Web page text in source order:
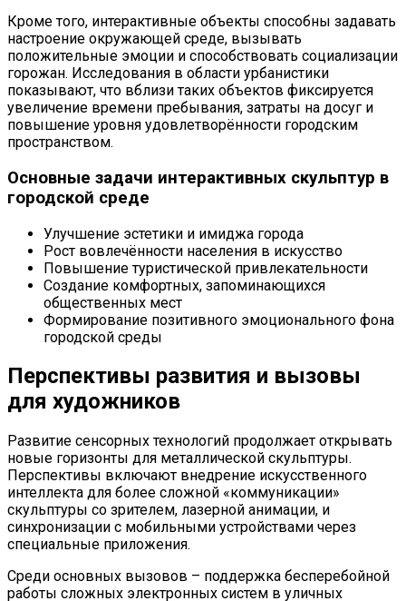
Кроме того, интерактивные объекты способны задавать
настроение окружающей среде, вызывать
положительные эмоции и способствовать социализации
горожан. Исследования в области урбанистики
показывают, что вблизи таких объектов фиксируется
увеличение времени пребывания, затраты на досуг и
повышение уровня удовлетворённости городским
пространством.
Основные задачи интерактивных скульптур в
городской среде
Улучшение эстетики и имиджа города
Рост вовлечённости населения в искусство
Повышение туристической привлекательности
Создание комфортных, запоминающихся
общественных мест
Формирование позитивного эмоционального фона
городской среды
Перспективы развития и вызовы
для художников
Развитие сенсорных технологий продолжает открывать
новые горизонты для металлической скульптуры.
Перспективы включают внедрение искусственного
интеллекта для более сложной «коммуникации»
скульптуры со зрителем, лазерной анимации, и
синхронизации с мобильными устройствами через
специальные приложения.
Среди основных вызовов – поддержка бесперебойной
работы сложных электронных систем в уличных